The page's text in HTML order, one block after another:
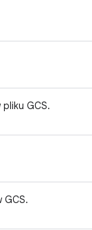
GCS.
GCS.